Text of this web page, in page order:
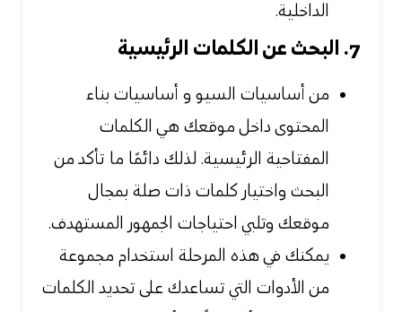
الداخلية.
من أساسيات السيو و أساسيات بناء
المحتوى داخل موقعك هي الكلمات
المفتاحية الرئيسية. لذلك دائمًا ما تأكد من
البحث واختيار كلمات ذات صلة بمجال
موقعك وتلبي احتياجات الجمهور المستهدف.
يمكنك في هذه المرحلة استخدام مجموعة
من الأدوات التي تساعدك على تحديد الكلمات